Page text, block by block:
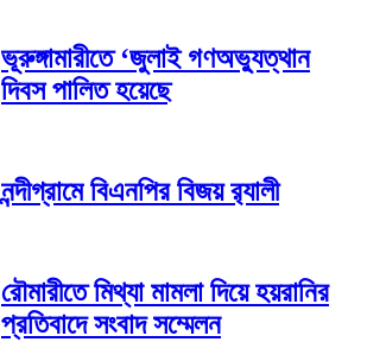
ভূরুঙ্গামারীতে ‘জুলাই গণঅভ্যুত্থান
দিবস পালিত হয়েছে
নন্দীগ্রামে বিএনপির বিজয় র‌্যালী
রৌমারীতে মিথ্যা মামলা দিয়ে হয়রানির
প্রতিবাদে সংবাদ সম্মেলন